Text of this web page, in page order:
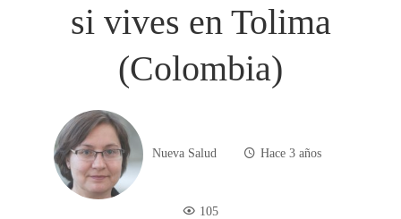
si vives en Tolima
(Colombia)
Nueva Salud Hace 3 años
105